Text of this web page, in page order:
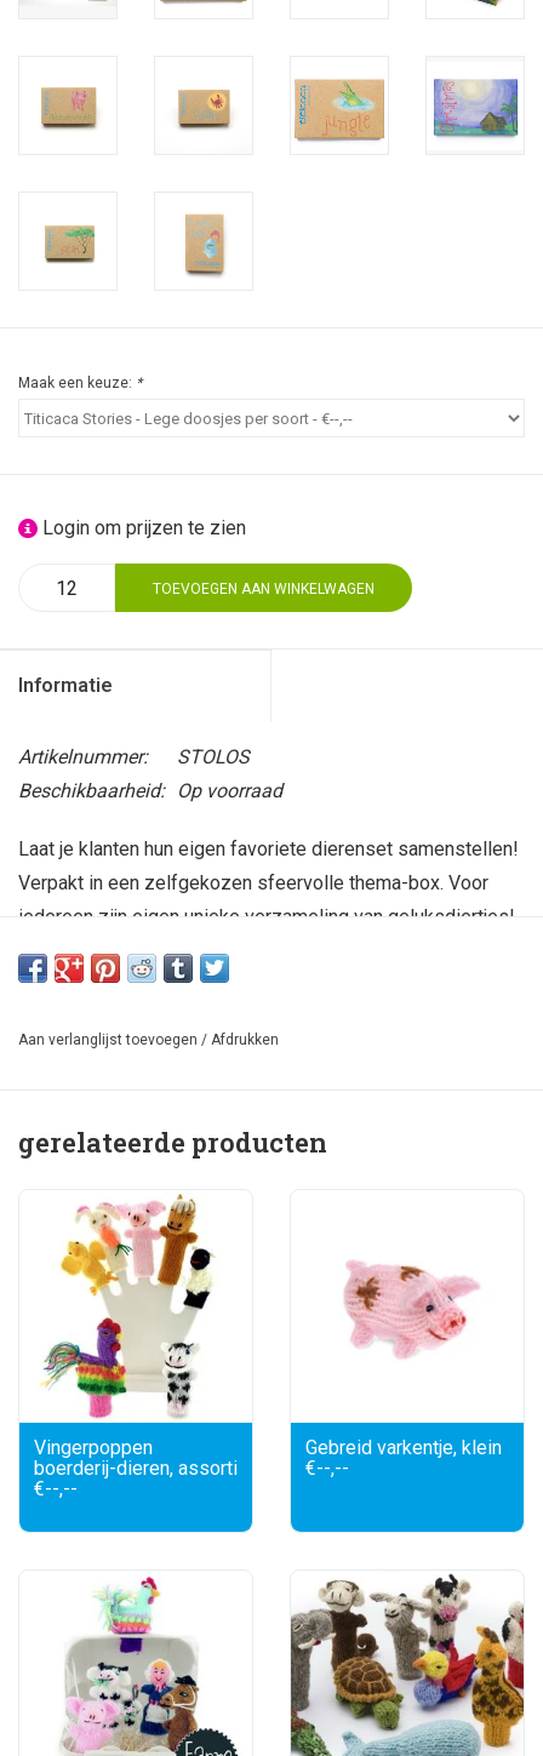
Maak een keuze: *
Login om prijzen te zien
TOEVOEGEN AAN WINKELWAGEN
Informatie
Artikelnummer:
STOLOS
Beschikbaarheid:
Op voorraad
Laat je klanten hun eigen favoriete dierenset samenstellen!
Verpakt in een zelfgekozen sfeervolle thema-box. Voor
iedereen zijn eigen unieke verzameling van geluksdiertjes!
Gratis!: Bij een bestelling van 120 losse geluksdiertjes, krijg
graag even aangeven onder 'opmerkingen' in je bestelling.
Aan verlanglijst toevoegen / Afdrukken
gerelateerde producten
Vingerpoppen
boerderij-dieren, assorti
€--,--
Gebreid varkentje, klein
€--,--